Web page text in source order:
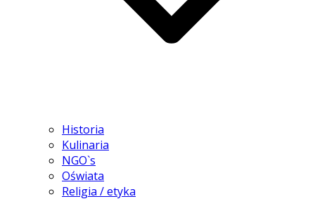
Historia
Kulinaria
NGO`s
Oświata
Religia / etyka